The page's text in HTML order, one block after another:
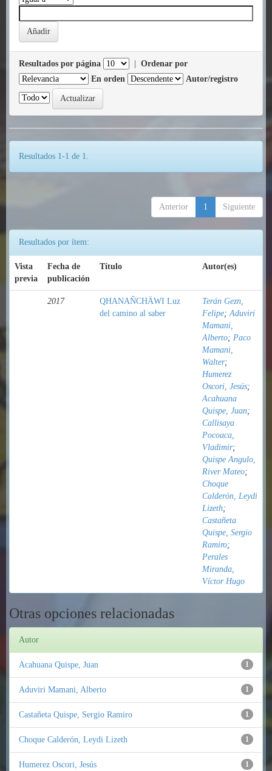
Resultados por página
Ordenar por
En orden
Autor/registro
Resultados 1-1 de 1.
Anterior 1 Siguiente
Resultados por ítem:
Vista
previa
Fecha de
publicación
Título Autor(es)
2017
QHANAÑCHÄWI Luz
del camino al saber
Terán Gezn,
Felipe;Aduviri
Mamani,
Alberto; Paco
Mamani,
Walter;
Humerez
Oscori, Jesús;
Acahuana
Quispe, Juan;
Callisaya
Pocoaca,
Vladimir;
Quispe Angulo,
River Mateo;
Choque
Calderón, Leydi
Lizeth;
Castañeta
Quispe, Sergio
Ramiro;
Perales
Miranda,
Víctor Hugo
Otras opciones relacionadas
Autor
1
Acahuana Quispe, Juan
1
Aduviri Mamani, Alberto
1
Castañeta Quispe, Sergio Ramiro
1
Choque Calderón, Leydi Lizeth
1
Humerez Oscori, Jesús